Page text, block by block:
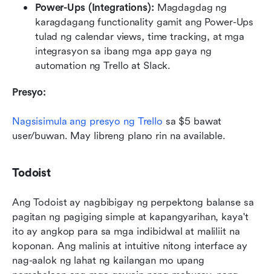
Power-Ups (Integrations): Magdagdag ng
karagdagang functionality gamit ang Power-Ups
tulad ng calendar views, time tracking, at mga
integrasyon sa ibang mga app gaya ng
automation ng Trello at Slack.
Presyo:
Nagsisimula ang presyo ng Trello sa $5 bawat
user/buwan. May libreng plano rin na available.
Todoist
Ang Todoist ay nagbibigay ng perpektong balanse sa
pagitan ng pagiging simple at kapangyarihan, kaya't
ito ay angkop para sa mga indibidwal at maliliit na
koponan. Ang malinis at intuitive nitong interface ay
nag-aalok ng lahat ng kailangan mo upang